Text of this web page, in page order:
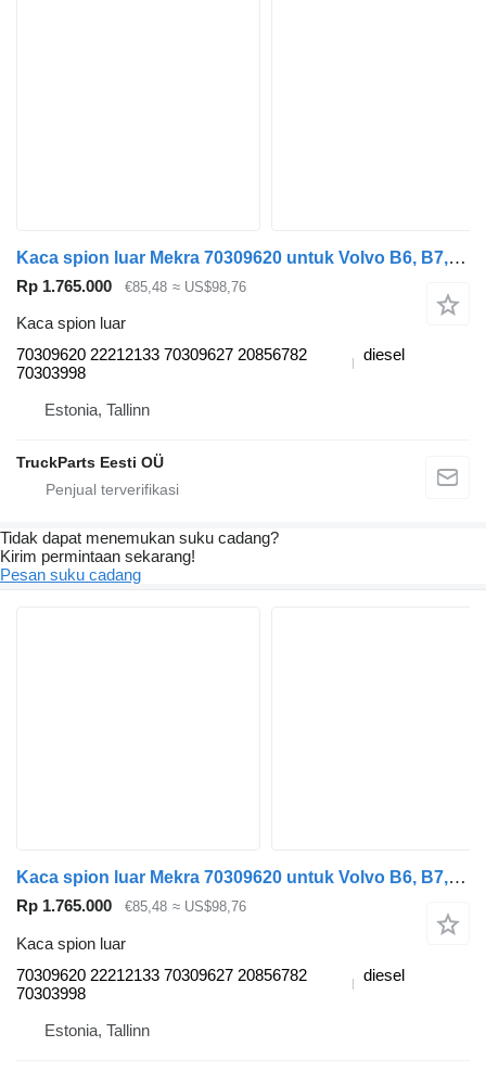
Kaca spion luar Mekra 70309620 untuk Volvo B6, B7, B9, B10, B12 bus (1978-2011)
Rp 1.765.000 €85,48 ≈ US$98,76
Kaca spion luar
70309620 22212133 70309627 20856782
70303998
diesel
Estonia, Tallinn
TruckParts Eesti OÜ
Tidak dapat menemukan suku cadang?
Kirim permintaan sekarang!
Pesan suku cadang
Kaca spion luar Mekra 70309620 untuk Volvo B6, B7, B9, B10, B12 bus (1978-2011)
Rp 1.765.000 €85,48 ≈ US$98,76
Kaca spion luar
70309620 22212133 70309627 20856782
70303998
diesel
Estonia, Tallinn